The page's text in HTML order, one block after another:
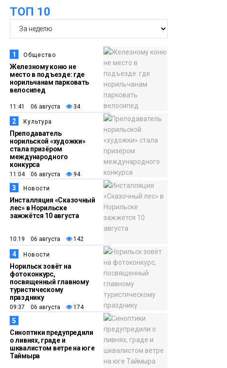
05 августа
Новости
термоизоляции
определили на
ремонтном
предприятии
«Норникеля»
16:07
05 августа
Культура
Как в Норильске
прошёл юбилейный
День полярного
жирафа
15:22
05 августа
Енисей проверил на
прочность: в Дудинке
впервые состоялся
заплыв X-WATERS на
12 км
15:00
05 августа
Фото
Юбилейный X-WATERS
собрал в Дудинке
более 120 пловцов со
всей России
ТОП 10
1 Общество
Железному коню не
место в подъезде: где
норильчанам парковать
велосипед
11:41 06 августа 34
2 Культура
Преподаватель
норильской «художки»
стала призёром
международного
конкурса
11:04 06 августа 94
3 Новости
Инсталляция «Сказочный
лес» в Норильске
зажжётся 10 августа
10:19 06 августа 142
4 Новости
Норильск зовёт на
фотоконкурс,
посвященный главному
туристическому
празднику
09:37 06 августа 174
5
Синоптики предупредили
о ливнях, граде и
шквалистом ветре на юге
Таймыра